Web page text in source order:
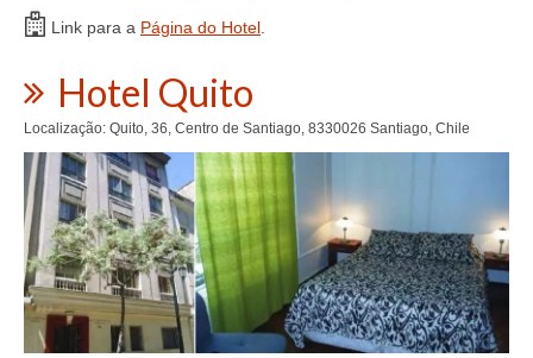
Link para a Página do Hotel.
Hotel Quito
Localização: Quito, 36, Centro de Santiago, 8330026 Santiago, Chile